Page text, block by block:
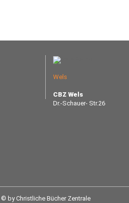
Wels
CBZ Wels
Dr.-Schauer- Str.26
© by Christliche Bücher Zentrale